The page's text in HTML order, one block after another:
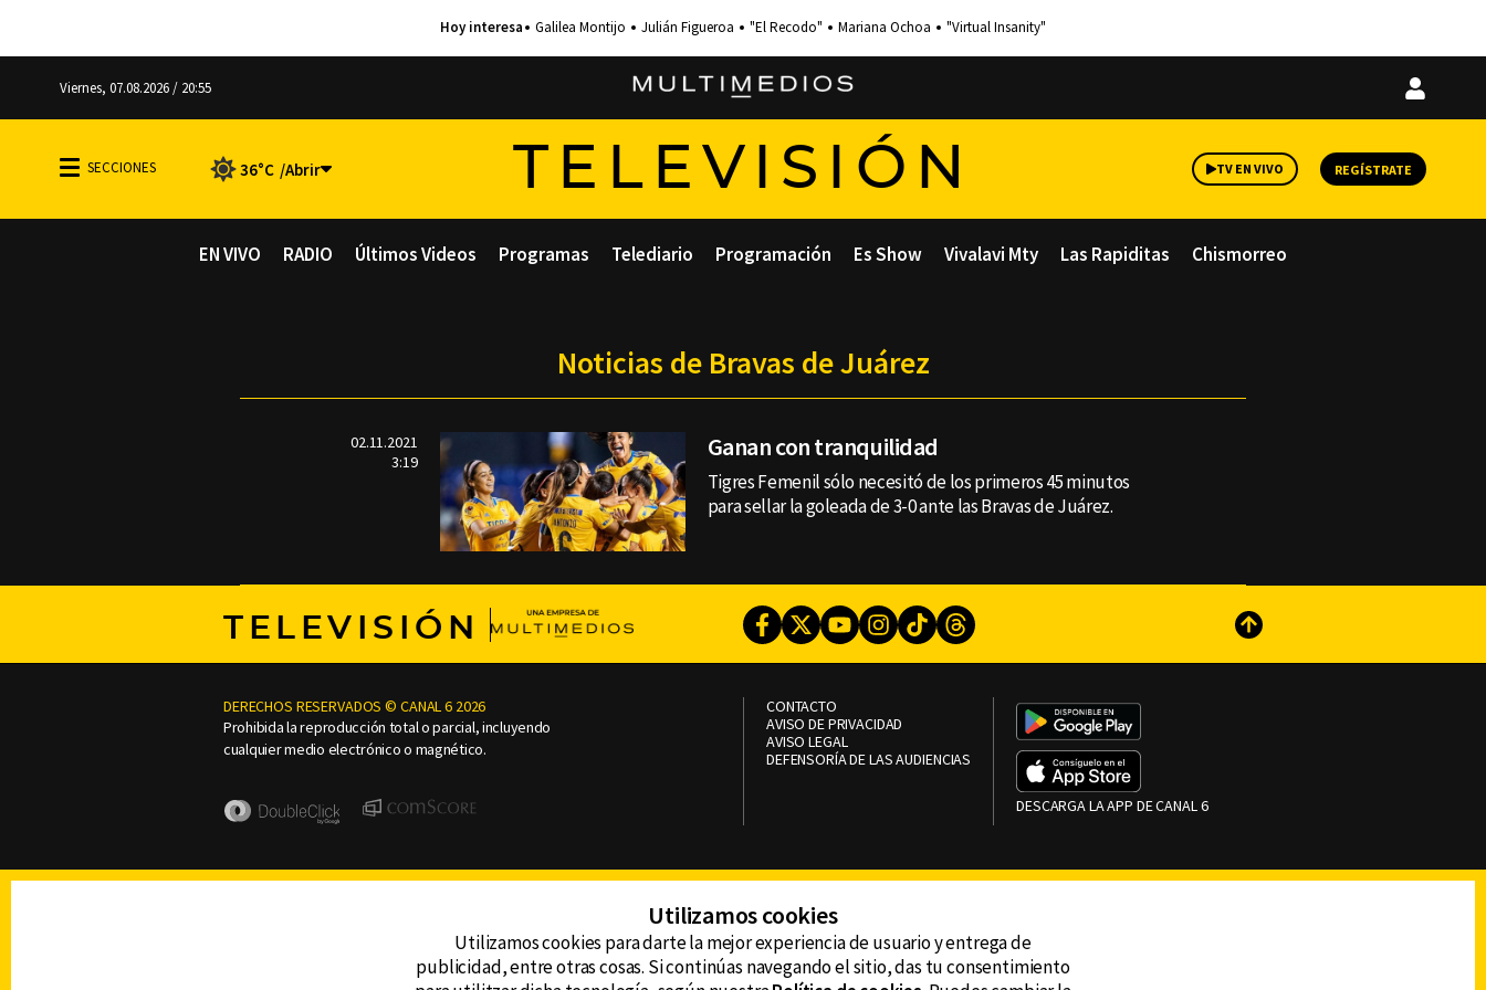
Galilea Montijo Julián Figueroa "El Recodo" Mariana Ochoa "Virtual Insanity"
Viernes, 07.08.2026 / 20:55
Iniciar
36°C TELEVISIÓN TV EN VIVO REGÍSTRATE
EN VIVO RADIO Últimos Videos Programas Telediario Programación Es Show Vivalavi Mty Las Rapiditas Chismorreo
Noticias de Bravas de Juárez
02.11.2021
3:19
Ganan con tranquilidad
Tigres Femenil sólo necesitó de los primeros 45 minutos
para sellar la goleada de 3-0 ante las Bravas de Juárez.
TELEVISIÓN Facebook
TwitterYoutubeInstagram
TikTokThreads Subir
DERECHOS RESERVADOS © CANAL 6 2026
Prohibida la reproducción total o parcial, incluyendo
cualquier medio electrónico o magnético.
CONTACTO
AVISO DE PRIVACIDAD
AVISO LEGAL
DEFENSORÍA DE LAS AUDIENCIAS
DESCARGA LA APP DE CANAL 6
Utilizamos cookies
Utilizamos cookies para darte la mejor experiencia de usuario y entrega de
publicidad, entre otras cosas. Si continúas navegando el sitio, das tu consentimiento